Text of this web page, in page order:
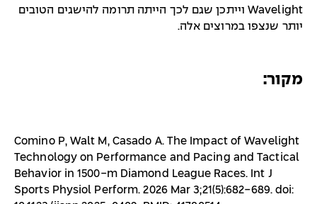
Wavelight וייתכן שגם לכך הייתה תרומה להישגים הטובים
יותר שנצפו במרוצים אלה.
מקור:
Comino P, Walt M, Casado A. The Impact of Wavelight
Technology on Performance and Pacing and Tactical
Behavior in 1500-m Diamond League Races. Int J
Sports Physiol Perform. 2026 Mar 3;21(5):682-689. doi: